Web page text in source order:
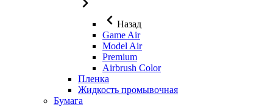
Назад
Game Air
Model Air
Premium
Airbrush Color
Пленка
Жидкость промывочная
Бумага